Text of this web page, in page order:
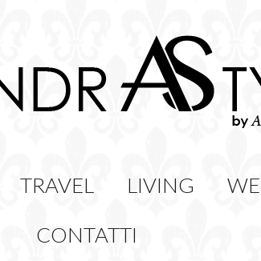
TRAVEL LIVING
CONTATTI